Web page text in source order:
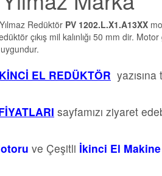
Redüktör PV 1202.L.X1.A13XX
çıkış mil kalınlığı 50 mm dir.
EL REDÜKTÖR
sayfamızı ziyaret
ve Çeşitli İkinci El Makine